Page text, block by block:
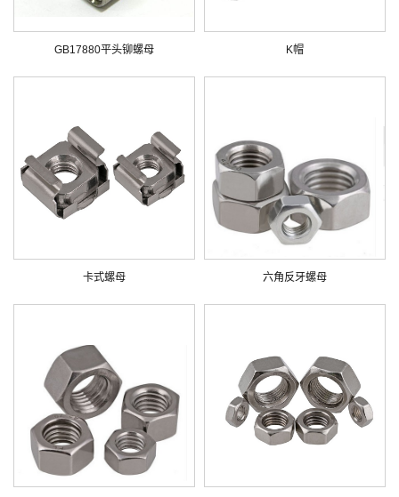
GB17880平头铆螺母 K帽
卡式螺母 六角反牙螺母